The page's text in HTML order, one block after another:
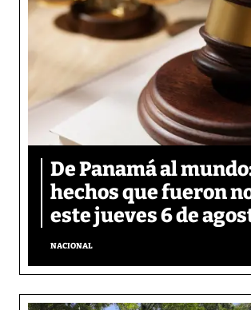
De Panamá al
hechos que fueron
este jueves 6 de
NACIONAL